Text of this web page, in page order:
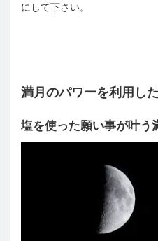
にして下さい。
満月のパワーを利用し
塩を使った願い事が叶う